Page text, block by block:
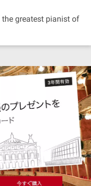
greatest pianist of